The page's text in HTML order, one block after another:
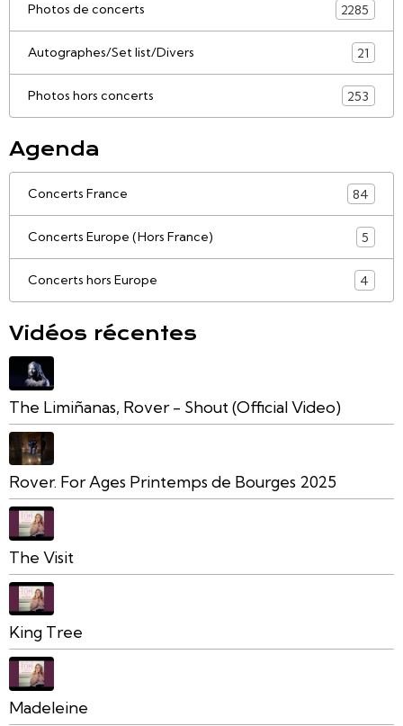
Photos de concerts 2285
Autographes/Set list/Divers 21
Photos hors concerts 253
Agenda
Concerts France 84
Concerts Europe (Hors France) 5
Concerts hors Europe 4
Vidéos récentes
The Limiñanas, Rover - Shout (Official Video)
Rover. For Ages Printemps de Bourges 2025
The Visit
King Tree
Madeleine